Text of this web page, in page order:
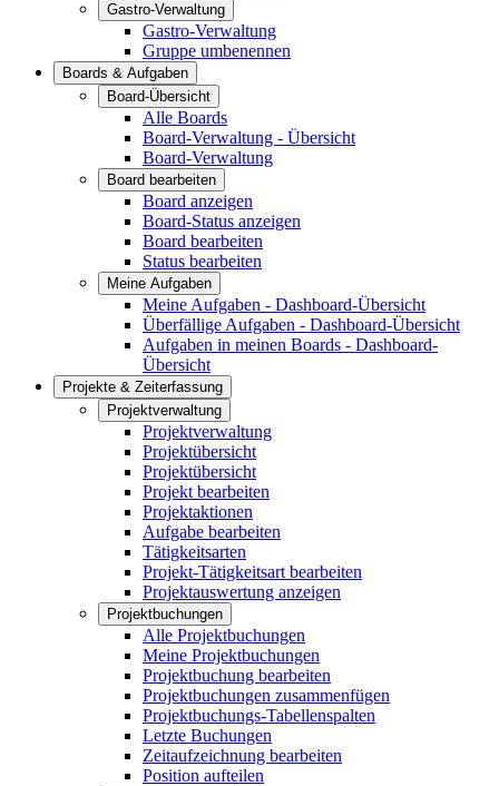
Gastro-Verwaltung
Gastro-Verwaltung
Gruppe umbenennen
Boards & Aufgaben
Board-Übersicht
Alle Boards
Board-Verwaltung - Übersicht
Board-Verwaltung
Board bearbeiten
Board anzeigen
Board-Status anzeigen
Board bearbeiten
Status bearbeiten
Meine Aufgaben
Meine Aufgaben - Dashboard-Übersicht
Überfällige Aufgaben - Dashboard-Übersicht
Aufgaben in meinen Boards - Dashboard-
Übersicht
Projekte & Zeiterfassung
Projektverwaltung
Projektverwaltung
Projektübersicht
Projektübersicht
Projekt bearbeiten
Projektaktionen
Aufgabe bearbeiten
Tätigkeitsarten
Projekt-Tätigkeitsart bearbeiten
Projektauswertung anzeigen
Projektbuchungen
Alle Projektbuchungen
Meine Projektbuchungen
Projektbuchung bearbeiten
Projektbuchungen zusammenfügen
Projektbuchungs-Tabellenspalten
Letzte Buchungen
Zeitaufzeichnung bearbeiten
Position aufteilen